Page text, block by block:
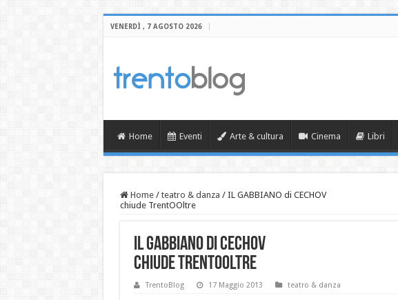
VENERDÌ , 7 AGOSTO 2026
Home Eventi Arte & cultura Cinema Libri
Home / teatro & danza / IL GABBIANO di CECHOV
chiude TrentOOltre
IL GABBIANO di CECHOV
chiude TrentOOltre
TrentoBlog 17 Maggio 2013 teatro & danza